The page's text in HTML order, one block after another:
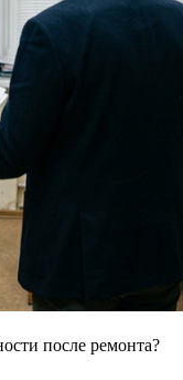
после ремонта?